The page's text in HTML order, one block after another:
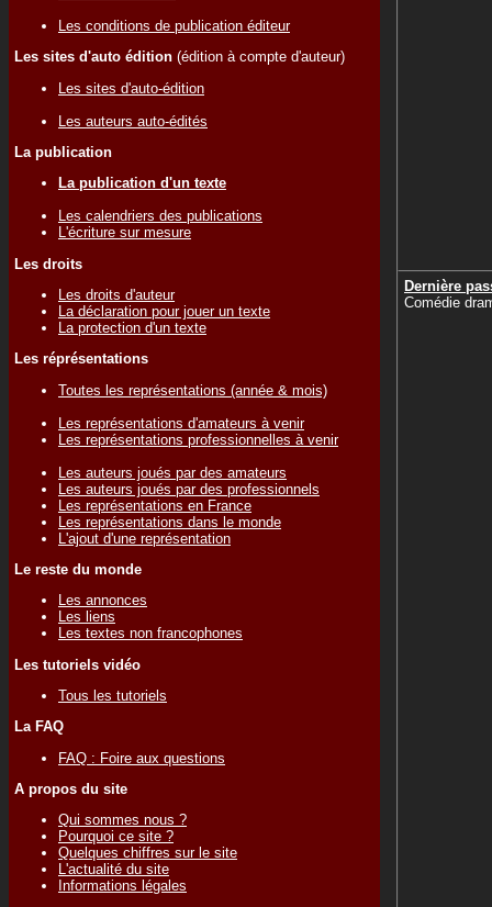
Les conditions de publication éditeur
Les sites d'auto édition (édition à compte d'auteur)
Les sites d'auto-édition
Les auteurs auto-édités
La publication
La publication d'un texte
Les calendriers des publications
L'écriture sur mesure
Les droits
Les droits d'auteur
La déclaration pour jouer un texte
La protection d'un texte
Les réprésentations
Toutes les représentations (année & mois)
Les représentations d'amateurs à venir
Les représentations professionnelles à venir
Les auteurs joués par des amateurs
Les auteurs joués par des professionnels
Les représentations en France
Les représentations dans le monde
L'ajout d'une représentation
Le reste du monde
Les annonces
Les liens
Les textes non francophones
Les tutoriels vidéo
Tous les tutoriels
La FAQ
FAQ : Foire aux questions
A propos du site
Qui sommes nous ?
Pourquoi ce site ?
Quelques chiffres sur le site
L'actualité du site
Informations légales
Dernière
Comédie